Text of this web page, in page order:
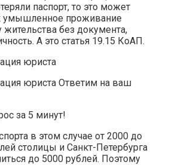
паспорт, то это может
умышленное проживание
без документа,
А это статья 19.15 КоАП.
юриста
юриста Ответим на ваш
за 5 минут!
в этом случае от 2000 до
столицы и Санкт-Петербурга
до 5000 рублей. Поэтому